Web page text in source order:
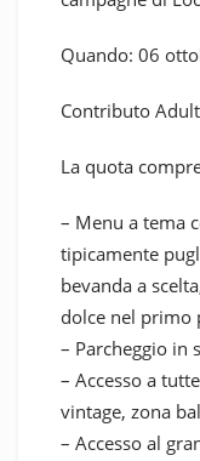
Quando: 06
Contributo
La quota
– Menu a tema
tipicamente
bevanda a
dolce nel primo
– Parcheggio in
– Accesso a
vintage, zona
– Accesso al